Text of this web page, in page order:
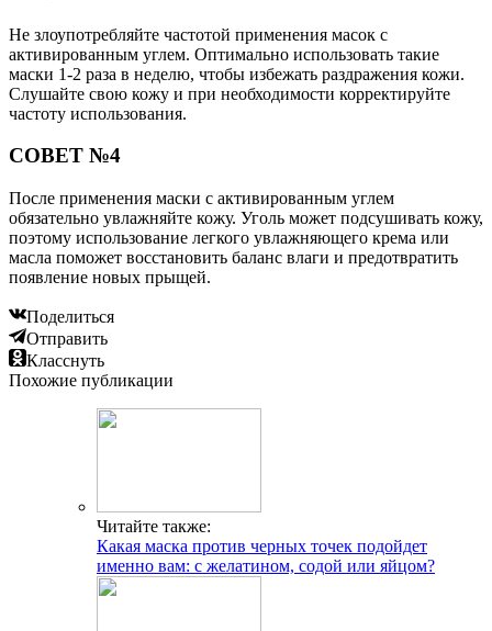
Не злоупотребляйте частотой применения масок с
активированным углем. Оптимально использовать такие
маски 1-2 раза в неделю, чтобы избежать раздражения кожи.
Слушайте свою кожу и при необходимости корректируйте
частоту использования.
СОВЕТ №4
После применения маски с активированным углем
обязательно увлажняйте кожу. Уголь может подсушивать кожу,
поэтому использование легкого увлажняющего крема или
масла поможет восстановить баланс влаги и предотвратить
появление новых прыщей.
Поделиться
Отправить
Класснуть
Похожие публикации
Читайте также:
Какая маска против черных точек подойдет
именно вам: с желатином, содой или яйцом?